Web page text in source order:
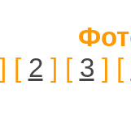
] [ 2 ] [ 3 ] [